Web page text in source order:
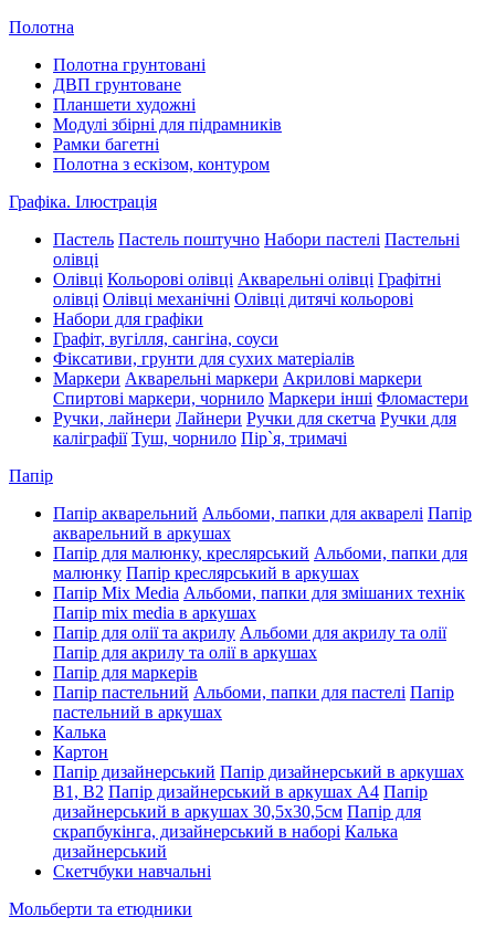
Полотна
Полотна грунтовані
ДВП грунтоване
Планшети художні
Модулі збірні для підрамників
Рамки багетні
Полотна з ескізом, контуром
Графіка. Ілюстрація
Пастель Пастель поштучно Набори пастелі Пастельні
олівці
Олівці Кольорові олівці Акварельні олівці Графітні
олівці Олівці механічні Олівці дитячі кольорові
Набори для графіки
Графіт, вугілля, сангіна, соуси
Фіксативи, грунти для сухих матеріалів
Маркери Акварельні маркери Акрилові маркери
Спиртові маркери, чорнило Маркери інші Фломастери
Ручки, лайнери Лайнери Ручки для скетча Ручки для
каліграфії Туш, чорнило Пір`я, тримачі
Папір
Папір акварельний Альбоми, папки для акварелі Папір
акварельний в аркушах
Папір для малюнку, креслярський Альбоми, папки для
малюнку Папір креслярський в аркушах
Папір Mix Media Альбоми, папки для змішаних технік
Папір mix media в аркушах
Папір для олії та акрилу Альбоми для акрилу та олії
Папір для акрилу та олії в аркушах
Папір для маркерів
Папір пастельний Альбоми, папки для пастелі Папір
пастельний в аркушах
Калька
Картон
Папір дизайнерський Папір дизайнерський в аркушах
В1, В2 Папір дизайнерський в аркушах А4 Папір
дизайнерський в аркушах 30,5х30,5см Папір для
скрапбукінга, дизайнерський в наборі Калька
дизайнерський
Скетчбуки навчальні
Мольберти та етюдники